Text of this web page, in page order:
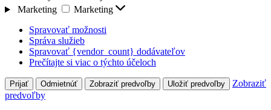
Marketing
Marketing
Spravovať možnosti
Správa služieb
Spravovať {vendor_count} dodávateľov
Prečítajte si viac o týchto účeloch
Prijať Odmietnúť Zobraziť predvoľby Uložiť predvoľby
Zobraziť
predvoľby